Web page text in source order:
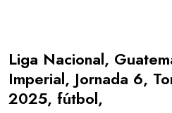
Liga Nacional,
Imperial, Jornada 6,
2025, fútbol,